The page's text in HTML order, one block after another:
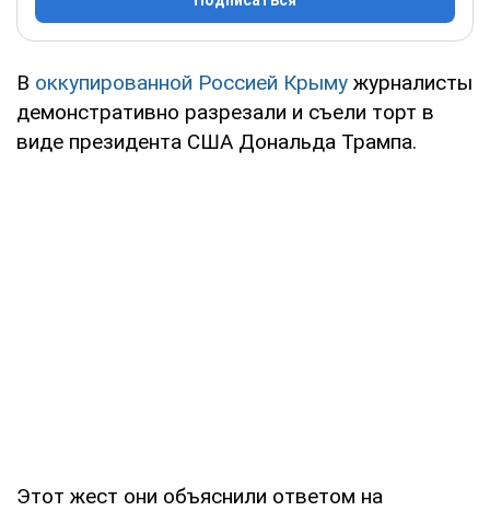
В оккупированной Россией Крыму журналисты
демонстративно разрезали и съели торт в
виде президента США Дональда Трампа.
Этот жест они объяснили ответом на